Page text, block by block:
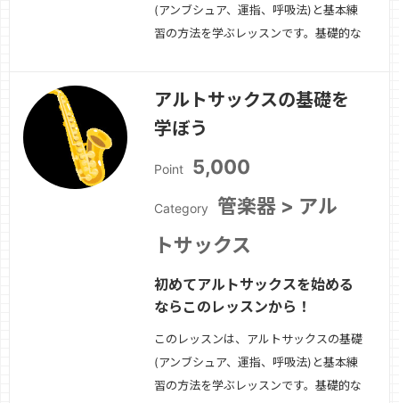
(アンブシュア、運指、呼吸法)と基本練
習の方法を学ぶレッスンです。基礎的な
アルトサックスの基礎を
学ぼう
Point 5,000
Category
管楽器 > アル
トサックス
初めてアルトサックスを始める
ならこのレッスンから！
このレッスンは、アルトサックスの基礎
(アンブシュア、運指、呼吸法)と基本練
習の方法を学ぶレッスンです。基礎的な